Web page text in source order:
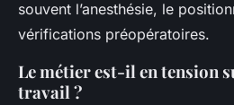
souvent l’anesthésie, le
vérifications préopératoires.
Le métier est-il en tension
travail ?